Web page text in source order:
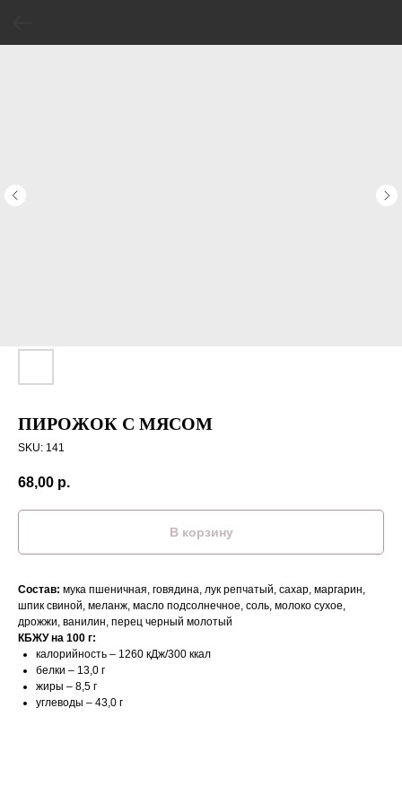
ПИРОЖОК С МЯСОМ
SKU: 141
68,00 р.
В корзину
Состав: мука пшеничная, говядина, лук репчатый, сахар, маргарин,
шпик свиной, меланж, масло подсолнечное, соль, молоко сухое,
дрожжи, ванилин, перец черный молотый
КБЖУ на 100 г:
калорийность – 1260 кДж/300 ккал
белки – 13,0 г
жиры – 8,5 г
углеводы – 43,0 г